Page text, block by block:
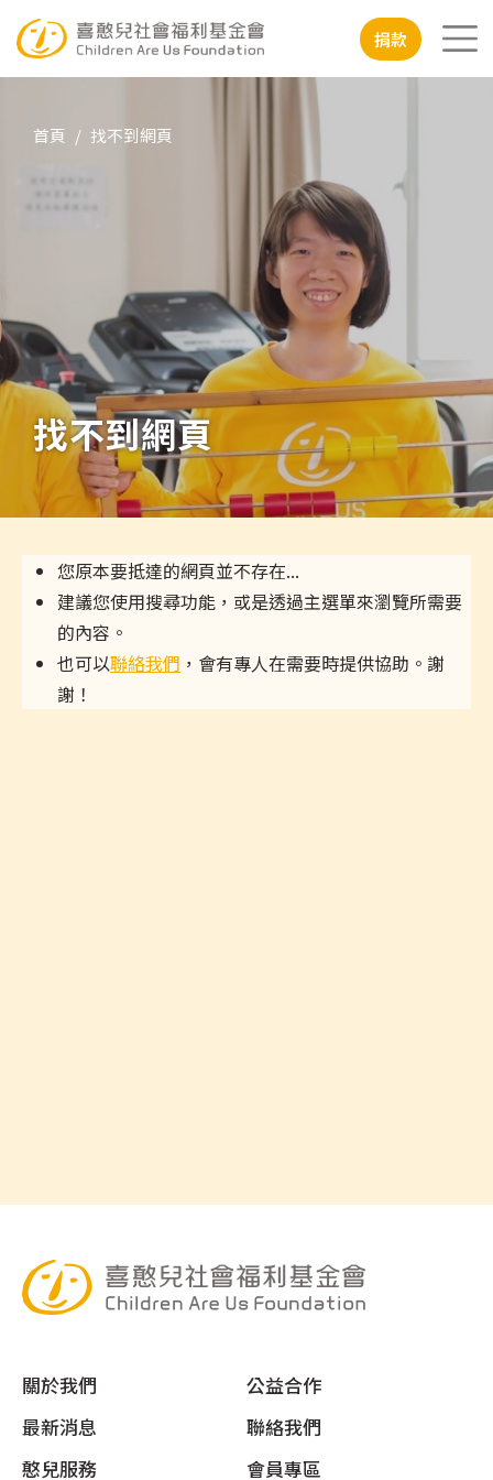
移至主內容 行動
捐款
找不到網頁
首頁 找不到網頁
您原本要抵達的網頁並不存在...
建議您使用搜尋功能，或是透過主選單來瀏覽所需要
的內容。
也可以聯絡我們 ，會有專人在需要時提供協助。謝
謝！
頁尾選單
關於我們
公益合作
最新消息
聯絡我們
憨兒服務
會員專區